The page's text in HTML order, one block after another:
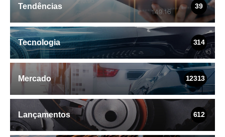
Tendências 39
Tecnologia 314
Mercado 12313
Lançamentos 612